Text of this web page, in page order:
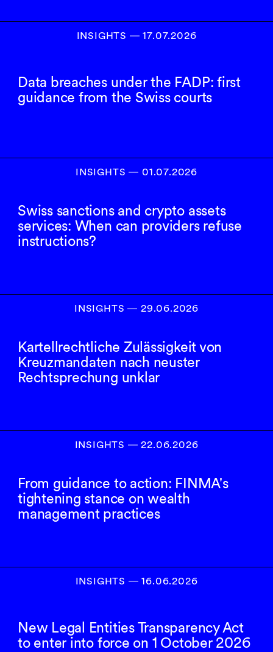
INSIGHTS ― 17.07.2026
Data breaches under the FADP: first
guidance from the Swiss courts
INSIGHTS― 01.07.2026
Swiss sanctions and crypto assets
services: When can providers refuse
instructions?
INSIGHTS― 29.06.2026
Kartellrechtliche Zulässigkeit von
Kreuzmandaten nach neuster
Rechtsprechung unklar
INSIGHTS ― 22.06.2026
From guidance to action: FINMA's
tightening stance on wealth
management practices
INSIGHTS ― 16.06.2026
New Legal Entities Transparency Act
to enter into force on 1 October 2026